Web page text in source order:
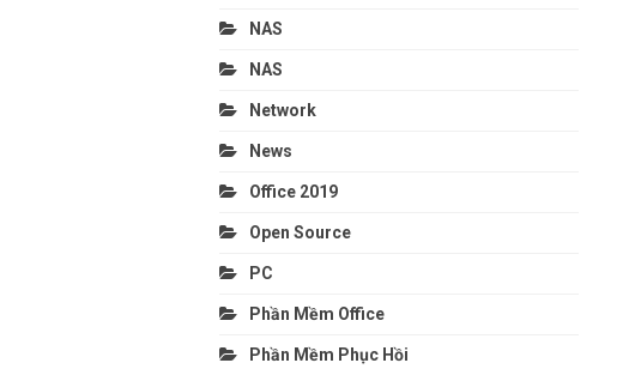
NAS
NAS
Network
News
Office 2019
Open Source
PC
Phần Mềm Office
Phần Mềm Phục Hồi